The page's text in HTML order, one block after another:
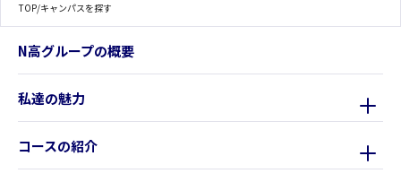
TOP/キャンパスを探す
N高グループの概要
私達の魅力
コースの紹介